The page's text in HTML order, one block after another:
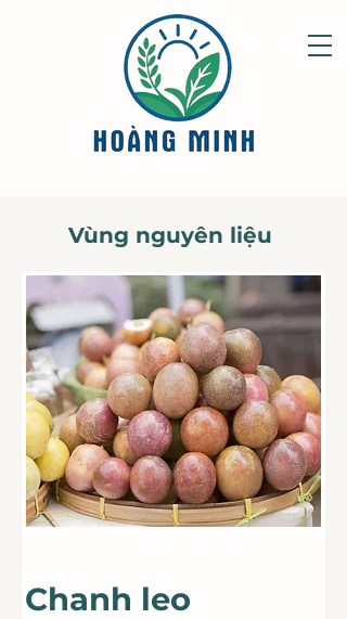
Vùng nguyên liệu
Chanh leo